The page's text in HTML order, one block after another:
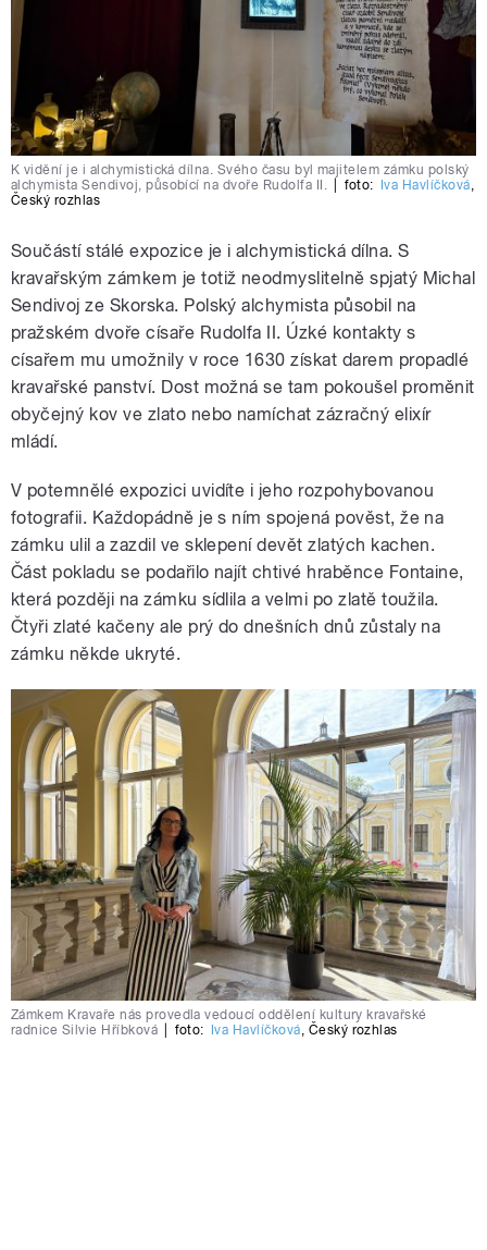
K vidění je i alchymistická dílna. Svého času byl majitelem zámku polský
alchymista Sendivoj, působící na dvoře Rudolfa II.
foto: Iva Havlíčková,
Český rozhlas
Součástí stálé expozice je i alchymistická dílna. S
kravařským zámkem je totiž neodmyslitelně spjatý Michal
Sendivoj ze Skorska. Polský alchymista působil na
pražském dvoře císaře Rudolfa II. Úzké kontakty s
císařem mu umožnily v roce 1630 získat darem propadlé
kravařské panství. Dost možná se tam pokoušel proměnit
obyčejný kov ve zlato nebo namíchat zázračný elixír
mládí.
V potemnělé expozici uvidíte i jeho rozpohybovanou
fotografii. Každopádně je s ním spojená pověst, že na
zámku ulil a zazdil ve sklepení devět zlatých kachen.
Část pokladu se podařilo najít chtivé hraběnce Fontaine,
která později na zámku sídlila a velmi po zlatě toužila.
Čtyři zlaté kačeny ale prý do dnešních dnů zůstaly na
zámku někde ukryté.
Zámkem Kravaře nás provedla vedoucí oddělení kultury kravařské
radnice Silvie Hříbková
foto: Iva Havlíčková Český rozhlas